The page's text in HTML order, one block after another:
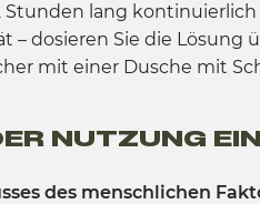
Stunden lang
– dosieren Sie die Lösung
mit einer Dusche mit
NUTZUNG
des menschlichen